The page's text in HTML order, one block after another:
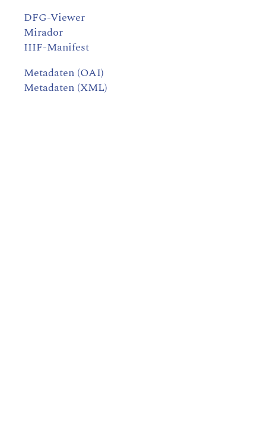
DFG-Viewer
Mirador
IIIF-Manifest
Metadaten (OAI)
Metadaten (XML)